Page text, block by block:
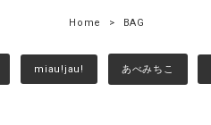
Home BAG
miau!jau! あべみちこ